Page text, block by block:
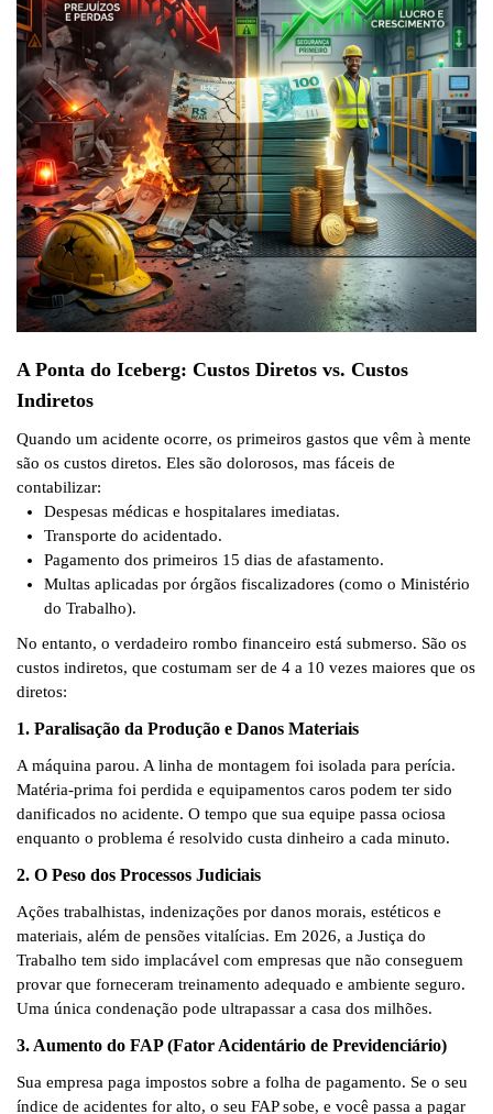
A Ponta do Iceberg: Custos Diretos vs. Custos
Indiretos
Quando um acidente ocorre, os primeiros gastos que vêm à mente
são os custos diretos. Eles são dolorosos, mas fáceis de
contabilizar:
Despesas médicas e hospitalares imediatas.
Transporte do acidentado.
Pagamento dos primeiros 15 dias de afastamento.
Multas aplicadas por órgãos fiscalizadores (como o Ministério
do Trabalho).
No entanto, o verdadeiro rombo financeiro está submerso. São os
custos indiretos, que costumam ser de 4 a 10 vezes maiores que os
diretos:
1. Paralisação da Produção e Danos Materiais
A máquina parou. A linha de montagem foi isolada para perícia.
Matéria-prima foi perdida e equipamentos caros podem ter sido
danificados no acidente. O tempo que sua equipe passa ociosa
enquanto o problema é resolvido custa dinheiro a cada minuto.
2. O Peso dos Processos Judiciais
Ações trabalhistas, indenizações por danos morais, estéticos e
materiais, além de pensões vitalícias. Em 2026, a Justiça do
Trabalho tem sido implacável com empresas que não conseguem
provar que forneceram treinamento adequado e ambiente seguro.
Uma única condenação pode ultrapassar a casa dos milhões.
3. Aumento do FAP (Fator Acidentário de Previdenciário)
Sua empresa paga impostos sobre a folha de pagamento. Se o seu
índice de acidentes for alto, o seu FAP sobe, e você passa a pagar